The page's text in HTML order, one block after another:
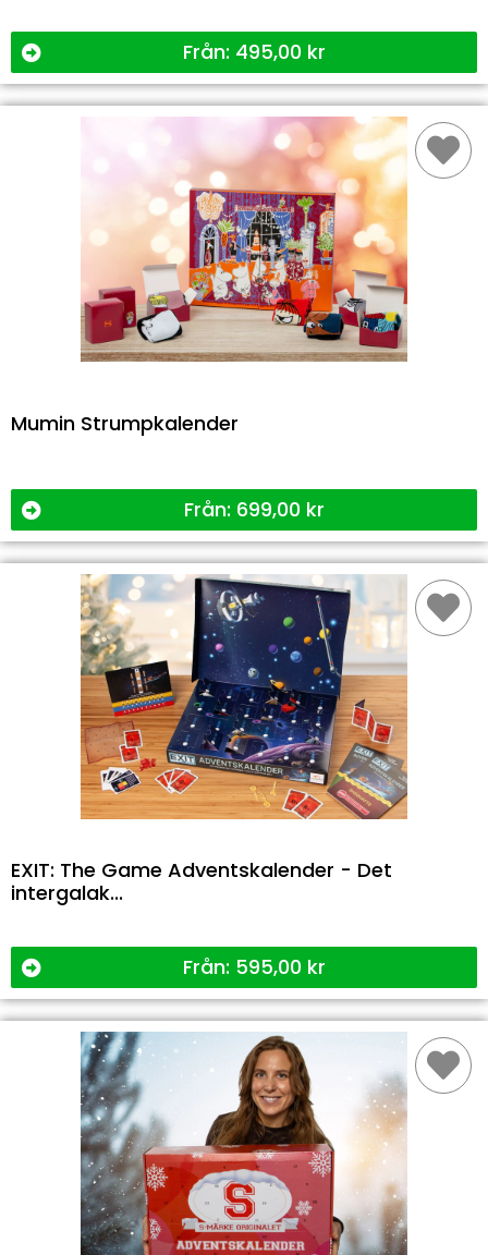
Från: 495,00 kr
Mumin Strumpkalender
Från: 699,00 kr
EXIT: The Game Adventskalender - Det
intergalak...
Från: 595,00 kr